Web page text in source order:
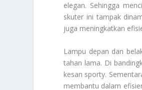
elegan. Sehingga
skuter ini tampak
juga meningkatkan
Lampu depan dan
tahan lama. Di
kesan sporty.
membantu dalam